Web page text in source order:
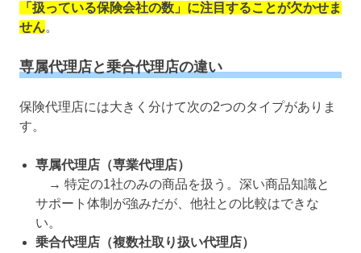
「扱っている保険会社の数」に注目することが欠かせま
せん。
専属代理店と乗合代理店の違い
保険代理店には大きく分けて次の2つのタイプがありま
す。
専属代理店（専業代理店）
→ 特定の1社のみの商品を扱う。深い商品知識と
サポート体制が強みだが、他社との比較はできな
い。
乗合代理店（複数社取り扱い代理店）